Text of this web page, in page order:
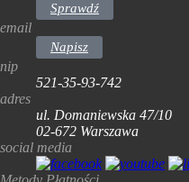
Sprawdź
email
Napisz
nip
521-35-93-742
adres
ul. Domaniewska 47/10
02-672 Warszawa
social media